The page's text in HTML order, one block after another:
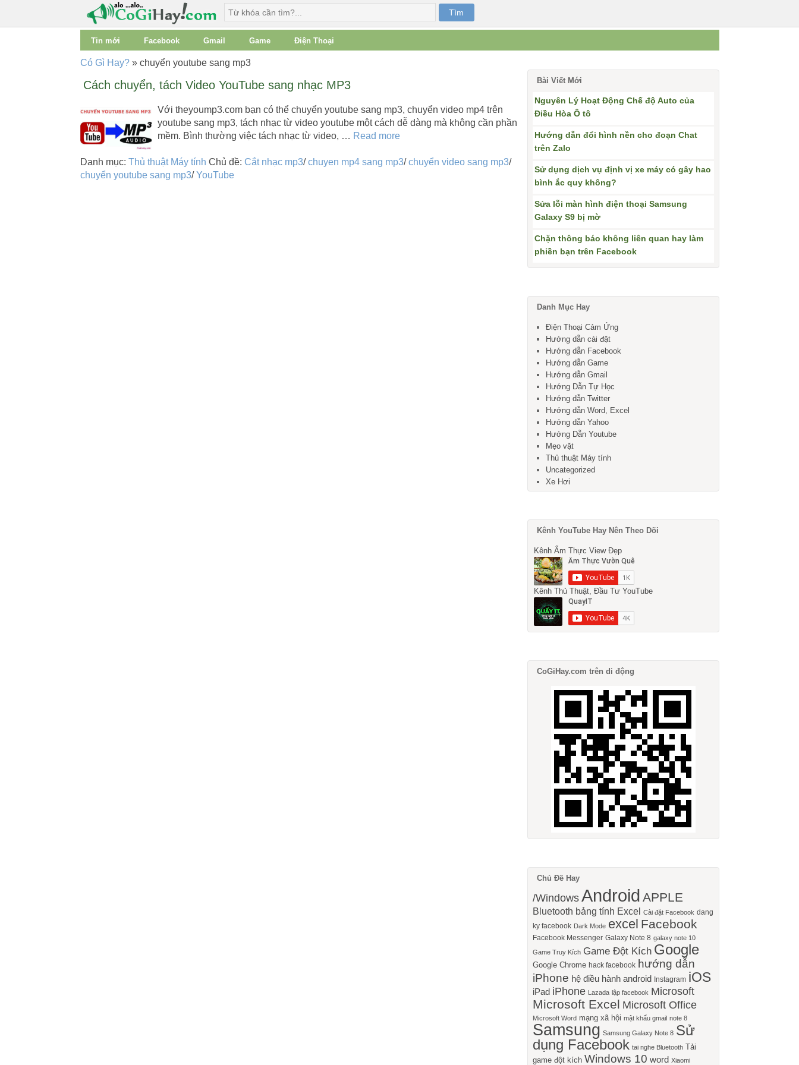
Tin mới Facebook Gmail Game Điện Thoại
Có Gì Hay? »chuyển youtube sang mp3
Cách chuyển, tách Video YouTube sang nhạc MP3
Với theyoump3.com bạn có thể chuyển youtube sang mp3, chuyển video mp4 trên
youtube sang mp3, tách nhạc từ video youtube một cách dễ dàng mà không cần phần
mềm. Bình thường việc tách nhạc từ video, … Read more
Danh mục: Thủ thuật Máy tính Chủ đề: Cắt nhạc mp3/chuyen mp4 sang mp3/chuyển video sang mp3/
chuyển youtube sang mp3/YouTube
Bài Viết Mới
Nguyên Lý Hoạt Động Chế độ Auto của
Điều Hòa Ô tô
Hướng dẫn đổi hình nền cho đoạn Chat
trên Zalo
Sử dụng dịch vụ định vị xe máy có gây hao
bình ắc quy không?
Sửa lỗi màn hình điện thoại Samsung
Galaxy S9 bị mờ
Chặn thông báo không liên quan hay làm
phiền bạn trên Facebook
Danh Mục Hay
Điện Thoại Cảm Ứng
Hướng dẫn cài đặt
Hướng dẫn Facebook
Hướng dẫn Game
Hướng dẫn Gmail
Hướng Dẫn Tự Học
Hướng dẫn Twitter
Hướng dẫn Word, Excel
Hướng dẫn Yahoo
Hướng Dẫn Youtube
Mẹo vặt
Thủ thuật Máy tính
Uncategorized
Xe Hơi
Kênh YouTube Hay Nên Theo Dõi
Kênh Ẩm Thực View Đẹp
Kênh Thủ Thuật, Đầu Tư YouTube
CoGiHay.com trên di động
Chủ Đề Hay
/Windows Android APPLE
Bluetooth bảng tính Excel Cài đặt Facebook dang
ky facebook Dark Mode excel Facebook
Facebook Messenger Galaxy Note 8 galaxy note 10
Game Truy Kích Game Đột Kích Google
Google Chrome hack facebook hướng dẫn
iPhone hệ điều hành android Instagram iOS
iPad iPhone Lazada lập facebook Microsoft
Microsoft Excel Microsoft Office
Microsoft Word mạng xã hội mật khẩu gmail note 8
Samsung Samsung Galaxy Note 8 Sử
dụng Facebook tai nghe Bluetooth Tải
game đột kích Windows 10 word Xiaomi